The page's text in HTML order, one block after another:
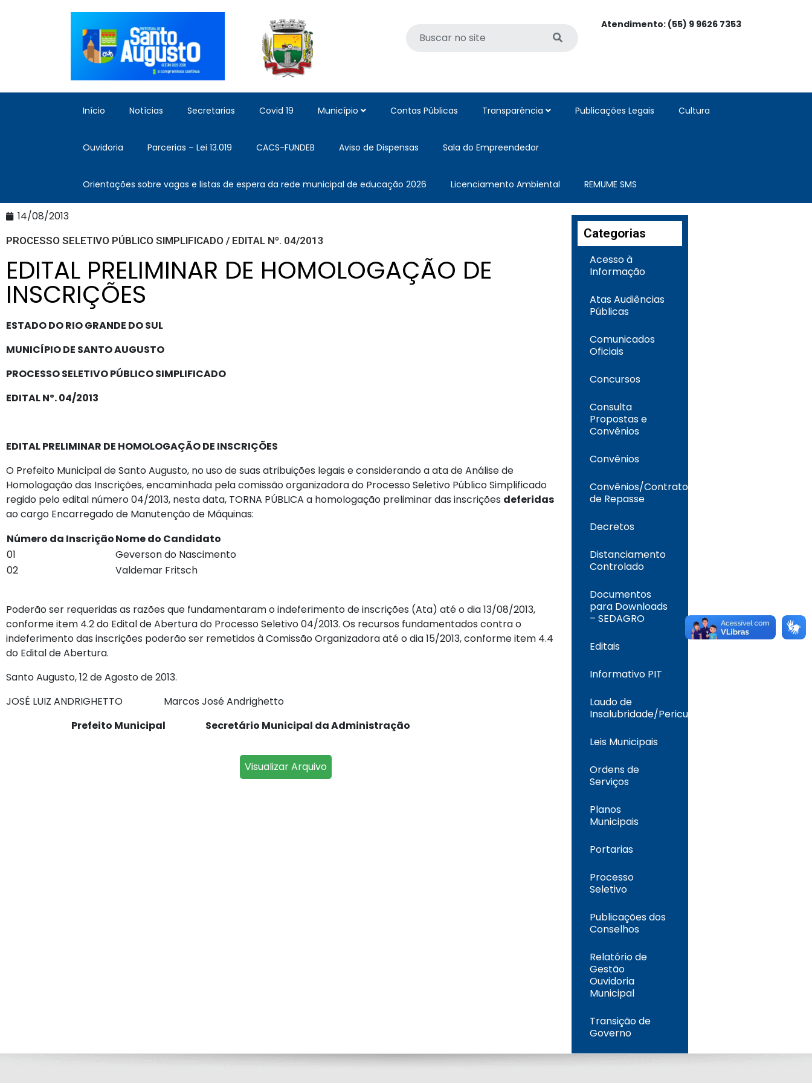
Atendimento: (55) 9 9626 7353
Início Notícias Secretarias Covid 19 Município Contas Públicas Transparência Publicações Legais Cultura
Ouvidoria Parcerias – Lei 13.019 CACS-FUNDEB Aviso de Dispensas Sala do Empreendedor
Orientações sobre vagas e listas de espera da rede municipal de educação 2026 Licenciamento Ambiental REMUME SMS
14/08/2013
PROCESSO SELETIVO PÚBLICO SIMPLIFICADO / EDITAL Nº. 04/2013
EDITAL PRELIMINAR DE HOMOLOGAÇÃO DE
INSCRIÇÕES
ESTADO DO RIO GRANDE DO SUL
MUNICÍPIO DE SANTO AUGUSTO
PROCESSO SELETIVO PÚBLICO SIMPLIFICADO
EDITAL Nº. 04/2013
EDITAL PRELIMINAR DE HOMOLOGAÇÃO DE INSCRIÇÕES
O Prefeito Municipal de Santo Augusto, no uso de suas atribuições legais e considerando a ata de Análise de
Homologação das Inscrições, encaminhada pela comissão organizadora do Processo Seletivo Público Simplificado
regido pelo edital número 04/2013, nesta data, TORNA PÚBLICA a homologação preliminar das inscrições deferidas
ao cargo Encarregado de Manutenção de Máquinas:
Número da InscriçãoNome do Candidato
01
Geverson do Nascimento
02
Valdemar Fritsch
Poderão ser requeridas as razões que fundamentaram o indeferimento de inscrições (Ata) até o dia 13/08/2013,
conforme item 4.2 do Edital de Abertura do Processo Seletivo 04/2013. Os recursos fundamentados contra o
indeferimento das inscrições poderão ser remetidos à Comissão Organizadora até o dia 15/2013, conforme item 4.4
do Edital de Abertura.
Santo Augusto, 12 de Agosto de 2013.
JOSÉ LUIZ ANDRIGHETTO Marcos José Andrighetto
Prefeito Municipal Secretário Municipal da Administração
Visualizar Arquivo
Categorias
Acesso à
Informação
Atas Audiências
Públicas
Comunicados
Oficiais
Concursos
Consulta
Propostas e
Convênios
Convênios
Convênios/Contrato
de Repasse
Decretos
Distanciamento
Controlado
Documentos
para Downloads
– SEDAGRO
Editais
Informativo PIT
Laudo de
Insalubridade/Periculosidade
Leis Municipais
Ordens de
Serviços
Planos
Municipais
Portarias
Processo
Seletivo
Publicações dos
Conselhos
Relatório de
Gestão
Ouvidoria
Municipal
Transição de
Governo